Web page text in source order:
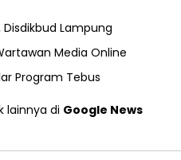
Disdikbud Lampung
Media Online
Program Tebus
lainnya di Google News